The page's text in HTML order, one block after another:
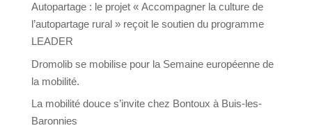
Autopartage : le projet « Accompagner la culture de
l’autopartage rural » reçoit le soutien du programme
LEADER
Dromolib se mobilise pour la Semaine européenne de
la mobilité.
La mobilité douce s’invite chez Bontoux à Buis-les-
Baronnies